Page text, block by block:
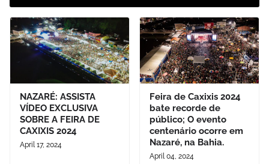
NAZARÉ: ASSISTA
VÍDEO EXCLUSIVA
SOBRE A FEIRA DE
CAXIXIS 2024
April 17, 2024
Feira de Caxixis 2024
bate recorde de
público; O evento
centenário ocorre em
Nazaré, na Bahia.
April 04, 2024